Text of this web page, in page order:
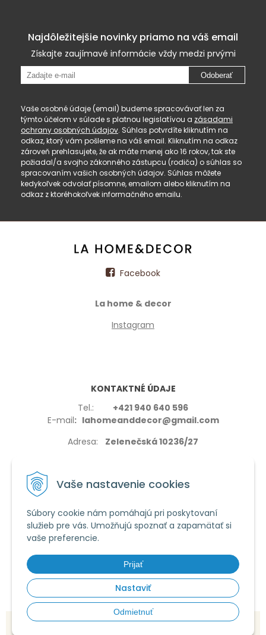
Vaše nastavenie cookies
Súbory cookie nám pomáhajú pri poskytovaní
služieb pre vás. Umožňujú spoznať a zapamätať si
vaše preferencie.
Prijať
Nastaviť
Odmietnuť
Najdôležitejšie novinky priamo na váš email
Získajte zaujímavé informácie vždy medzi prvými
Odoberať
Vaše osobné údaje (email) budeme spracovávať len za
týmto účelom v súlade s platnou legislatívou a zásadami
ochrany osobných údajov. Súhlas potvrdíte kliknutím na
odkaz, ktorý vám pošleme na váš email. Kliknutím na odkaz
zároveň prehlasujete, že ak máte menej ako 16 rokov, tak ste
požiadal/a svojho zákonného zástupcu (rodiča) o súhlas so
spracovaním vašich osobných údajov. Súhlas môžete
kedykoľvek odvolať písomne, emailom alebo kliknutím na
odkaz z ktoréhokoľvek informačného emailu.
Facebook
La home & decor
Instagram
KONTAKTNÉ ÚDAJE
Tel.: +421 940 640 596
E-mail: lahomeanddecor@gmail.com
Adresa: Zelenečská 10236/27
VŠETKO O NÁKUPE
Používanie cookies
Obchodné podmienky
© 2026 La home & decor •tvorba eshopu cez UNIobchod,webhosting